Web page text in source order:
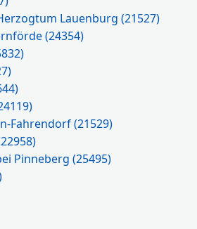
Lauenburg(21527)
(24354)
Fahrendorf(21529)
Pinneberg(25495)